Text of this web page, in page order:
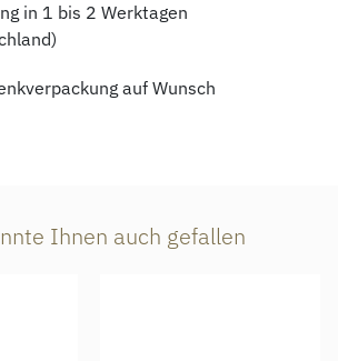
in 1 bis 2 Werktagen
auf Wunsch
Ihnen auch gefallen